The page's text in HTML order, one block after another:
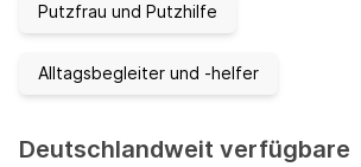
Putzfrau und Putzhilfe
Alltagsbegleiter und -helfer
Deutschlandweit verfügbare